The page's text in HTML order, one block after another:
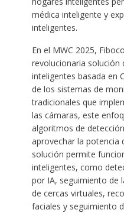
médica inteligente y
inteligentes.
En el MWC 2025,
revolucionaria
inteligentes basada en
de los sistemas de
tradicionales que
las cámaras, este
algoritmos de
aprovechar la potencia
solución permite
inteligentes, como
por IA, seguimiento de
de cercas virtuales,
faciales y seguimiento